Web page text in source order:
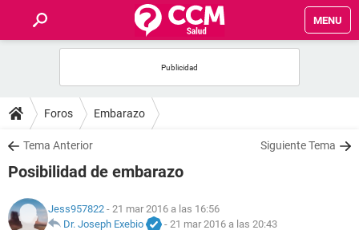
MENU
FOROS
SALUD
NUTRICIÓN
Foros Embarazo
Tema Anterior Siguiente Tema
Posibilidad de embarazo
Jess957822 - 21 mar 2016 a las 16:56
Dr. Joseph Exebio
- 21 mar 2016 a las 20:43